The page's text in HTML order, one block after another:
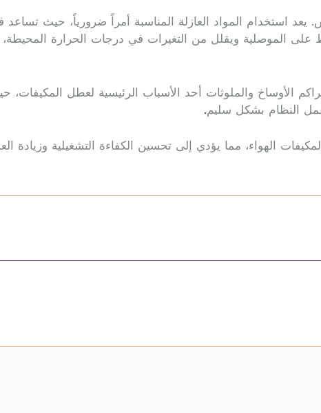
استخدام المواد العازلة المناسبة أمراً ضرورياً، حيث تساعد
على الموصلية ويقلل من التغيرات في درجات الحرارة
الأوساخ والملوثات أحد الأسباب الرئيسية لعطل المكيفات،
النظام بشكل سليم.
الهواء، مما يؤدي إلى تحسين الكفاءة التشغيلية وزيادة